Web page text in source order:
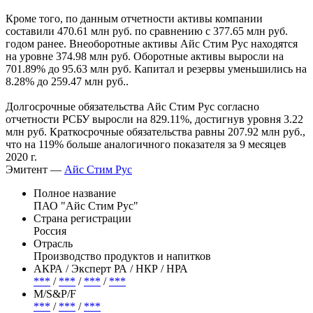
Кроме того, по данным отчетности активы компании
составили 470.61 млн руб. по сравнению с 377.65 млн руб.
годом ранее. Внеоборотные активы Айс Стим Рус находятся
на уровне 374.98 млн руб. Оборотные активы выросли на
701.89% до 95.63 млн руб. Капитал и резервы уменьшились на
8.28% до 259.47 млн руб..
Долгосрочные обязательства Айс Стим Рус согласно
отчетности РСБУ выросли на 829.11%, достигнув уровня 3.22
млн руб. Краткосрочные обязательства равны 207.92 млн руб.,
что на 119% больше аналогичного показателя за 9 месяцев
2020 г.
Эмитент — Айс Стим Рус
Полное название
ПАО "Айс Стим Рус"
Страна регистрации
Россия
Отрасль
Производство продуктов и напитков
АКРА / Эксперт РА / НКР / НРА
*** / *** / *** / ***
М/S&P/F
*** / *** / ***